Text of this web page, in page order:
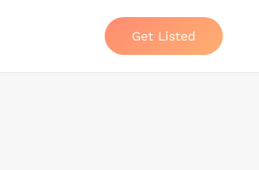
Get Listed